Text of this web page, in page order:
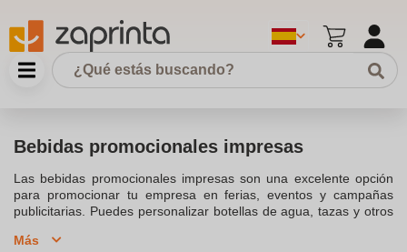
Bebidas promocionales impresas
Las bebidas promocionales impresas son una excelente opción
para promocionar tu empresa en ferias, eventos y campañas
publicitarias. Puedes personalizar botellas de agua, tazas y otros
tus clientes recordarán. Disponibles en diferentes materiales
Más